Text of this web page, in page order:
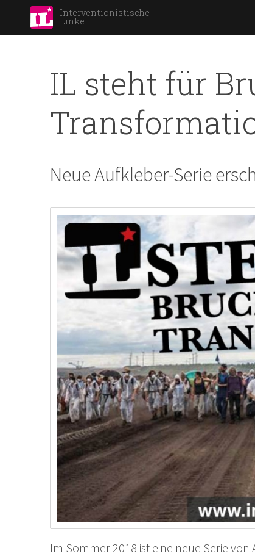
Interventionistische
Linke
IL steht für
Neue Aufkleber-Serie
Im Sommer 2018 ist eine neue Serie